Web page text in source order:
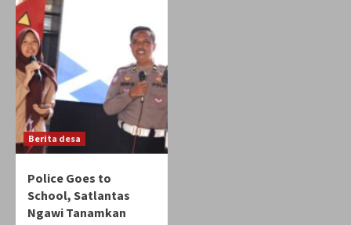
Berita desa
Police Goes to
School, Satlantas
Ngawi Tanamkan